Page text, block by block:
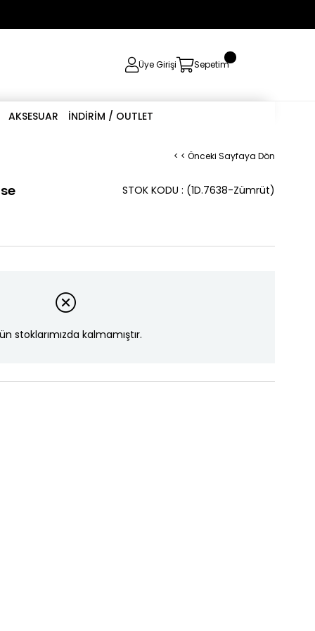
Üye Girişi Sepetim
AKSESUAR İNDİRİM / OUTLET
< < Önceki Sayfaya Dön
(1D.7638-Zümrüt)
STOK KODU
stoklarımızda kalmamıştır.